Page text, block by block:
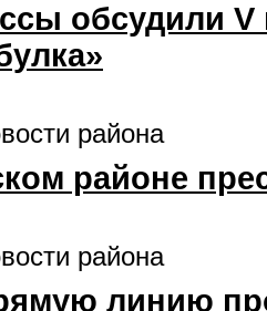
обсудили
района
районе
района
линию